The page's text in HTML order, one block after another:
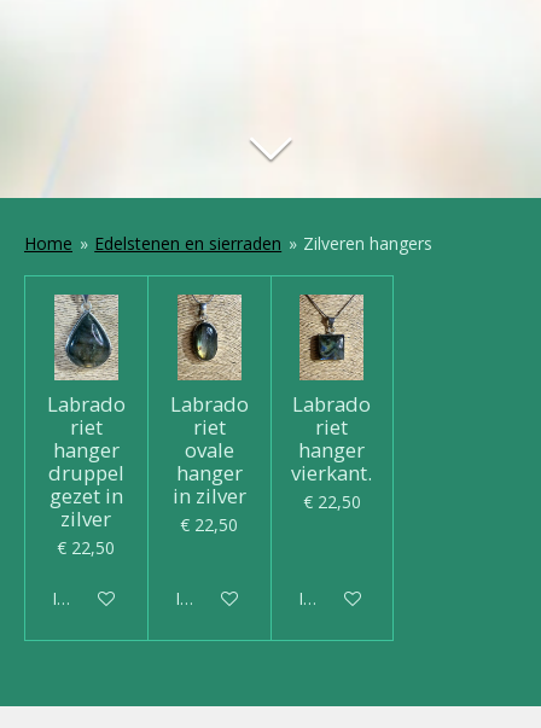
Home » Edelstenen en sierraden » Zilveren hangers
Labrado
riet
hanger
druppel
gezet in
zilver
€ 22,50
In winkelwagen
Labrado
riet
ovale
hanger
in zilver
€ 22,50
In winkelwagen
Labrado
riet
hanger
vierkant.
€ 22,50
In winkelwagen